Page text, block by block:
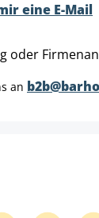
eine E-Mail
oder
an